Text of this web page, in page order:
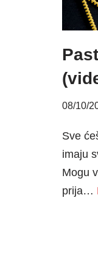
08/10/
Sve
imaju
Mogu
prija…